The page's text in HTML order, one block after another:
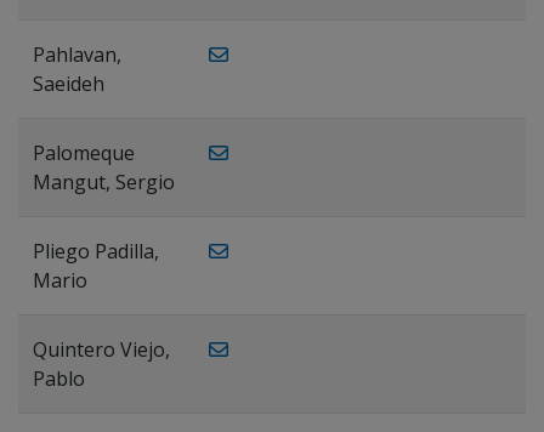
Pahlavan,
Saeideh
Palomeque
Mangut, Sergio
Pliego Padilla,
Mario
Quintero Viejo,
Pablo